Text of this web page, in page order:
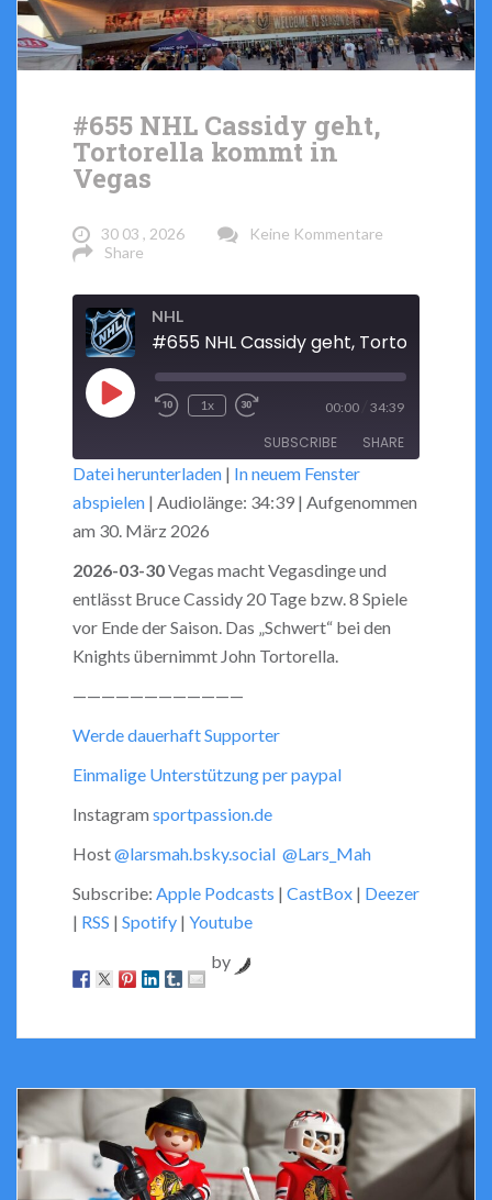
#655 NHL Cassidy geht,
Tortorella kommt in
Vegas
30 03 , 2026
Keine Kommentare
Share
NHL
Play
Rewind
Seconds
1x
Fast
Forward
30
seconds
00:00 34:39
SUBSCRIBE SHARE
RSS FEED
SHARE
EMBED
Datei herunterladen | In neuem Fenster
abspielen | Audiolänge: 34:39 | Aufgenommen
am 30. März 2026
2026-03-30Vegas macht Vegasdinge und
entlässt Bruce Cassidy 20 Tage bzw. 8 Spiele
vor Ende der Saison. Das „Schwert“ bei den
Knights übernimmt John Tortorella.
————————————
Werde dauerhaft Supporter
Einmalige Unterstützung per paypal
Instagram sportpassion.de
Host@larsmah.bsky.social @Lars_Mah
Subscribe: Apple Podcasts | CastBox | Deezer
| RSS | Spotify | Youtube
by